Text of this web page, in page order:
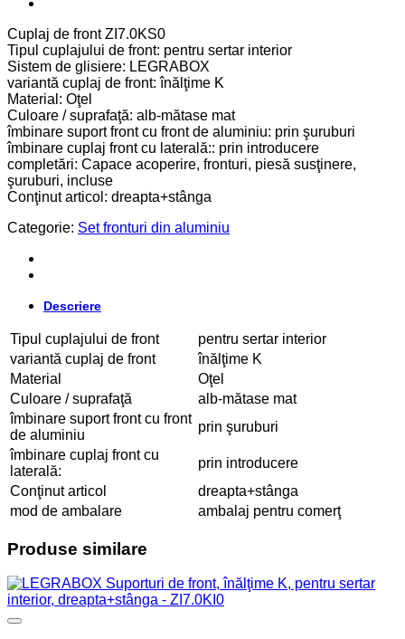
Cuplaj de front ZI7.0KS0
Tipul cuplajului de front: pentru sertar interior
Sistem de glisiere: LEGRABOX
variantă cuplaj de front: înălţime K
Material: Oţel
Culoare / suprafaţă: alb-mătase mat
îmbinare suport front cu front de aluminiu: prin şuruburi
îmbinare cuplaj front cu laterală:: prin introducere
completări: Capace acoperire, fronturi, piesă susţinere,
şuruburi, incluse
Conţinut articol: dreapta+stânga
Categorie: Set fronturi din aluminiu
Descriere
Tipul cuplajului de front
pentru sertar interior
variantă cuplaj de front
înălţime K
Material
Oţel
Culoare / suprafaţă
alb-mătase mat
îmbinare suport front cu front
de aluminiu
prin şuruburi
îmbinare cuplaj front cu
laterală:
prin introducere
Conţinut articol
dreapta+stânga
mod de ambalare
ambalaj pentru comerţ
Produse similare